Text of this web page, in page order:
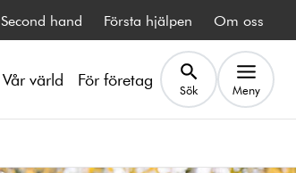
Second hand Första hjälpen Om oss
Vår värld För företag Sök Meny